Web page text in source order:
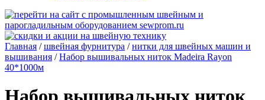
Главная /швейная фурнитура /нитки для швейных машин и
вышивания /Набор вышивальных ниток Madeira Rayon
40*1000м